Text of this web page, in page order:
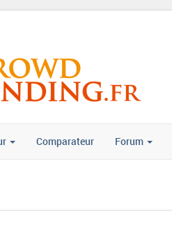
Comparateur Forum